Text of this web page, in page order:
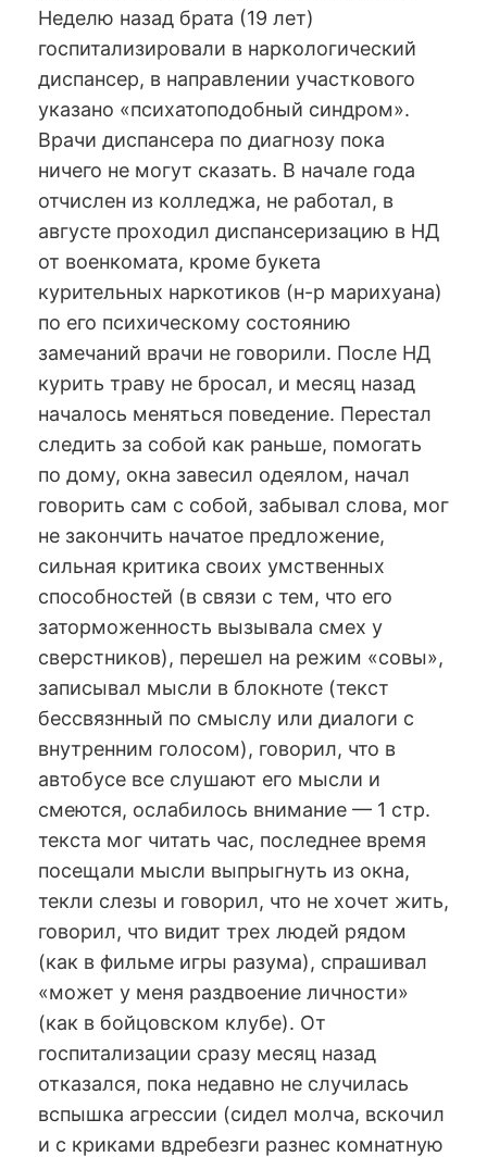
Неделю назад брата (19 лет)
госпитализировали в наркологический
диспансер, в направлении участкового
указано «психатоподобный синдром».
Врачи диспансера по диагнозу пока
ничего не могут сказать. В начале года
отчислен из колледжа, не работал, в
августе проходил диспансеризацию в НД
от военкомата, кроме букета
курительных наркотиков (н-р марихуана)
по его психическому состоянию
замечаний врачи не говорили. После НД
курить траву не бросал, и месяц назад
началось меняться поведение. Перестал
следить за собой как раньше, помогать
по дому, окна завесил одеялом, начал
говорить сам с собой, забывал слова, мог
не закончить начатое предложение,
сильная критика своих умственных
способностей (в связи с тем, что его
заторможенность вызывала смех у
сверстников), перешел на режим «совы»,
записывал мысли в блокноте (текст
бессвязнный по смыслу или диалоги с
внутренним голосом), говорил, что в
автобусе все слушают его мысли и
смеются, ослабилось внимание — 1 стр.
текста мог читать час, последнее время
посещали мысли выпрыгнуть из окна,
текли слезы и говорил, что не хочет жить,
говорил, что видит трех людей рядом
(как в фильме игры разума), спрашивал
«может у меня раздвоение личности»
(как в бойцовском клубе). От
госпитализации сразу месяц назад
отказался, пока недавно не случилась
вспышка агрессии (сидел молча, вскочил
и с криками вдребезги разнес комнатную